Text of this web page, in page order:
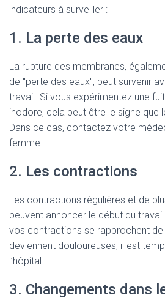
indicateurs à surveiller :
1. La perte des eaux
La rupture des membranes,
de "perte des eaux", peut survenir
travail. Si vous expérimentez une
inodore, cela peut être le signe que
Dans ce cas, contactez votre
femme.
2. Les contractions
Les contractions régulières et de
peuvent annoncer le début du
vos contractions se rapprochent de
deviennent douloureuses, il est
l’hôpital.
3. Changements dans